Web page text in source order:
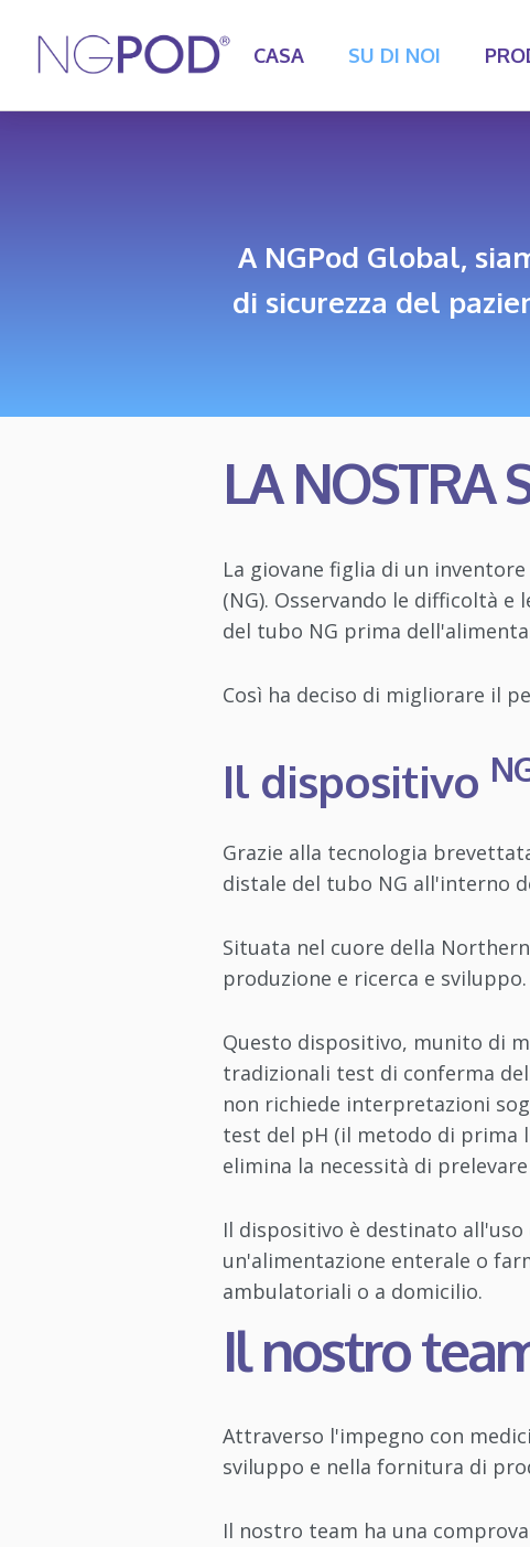
CASA SU DI NOI
A NGPod Global,
di sicurezza del
LA NOSTRA
La giovane figlia di un
(NG). Osservando le difficoltà
del tubo NG prima
Così ha deciso di migliorare il
Il dispositivo
Grazie alla tecnologia
distale del tubo NG all'interno
Situata nel cuore della
produzione e ricerca e sviluppo.
Questo dispositivo, munito di
tradizionali test di conferma
non richiede interpretazioni
test del pH (il metodo di prima
elimina la necessità di
Il dispositivo è destinato
un'alimentazione enterale o
ambulatoriali o a domicilio.
Il nostro
Attraverso l'impegno con
sviluppo e nella fornitura di
Il nostro team ha una